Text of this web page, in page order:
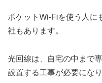
ポケットWi-Fiを使う人に
社もあります。
光回線は、自宅の中まで
設置する工事が必要になり